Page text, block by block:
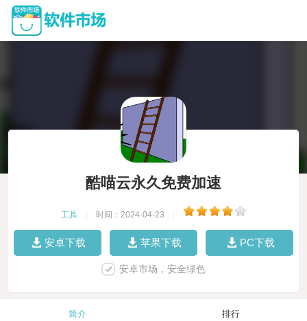
酷喵云永久免费加速
工具 时间：2024-04-23
安卓下载 苹果下载 PC下载
安卓市场，安全绿色
简介 排行